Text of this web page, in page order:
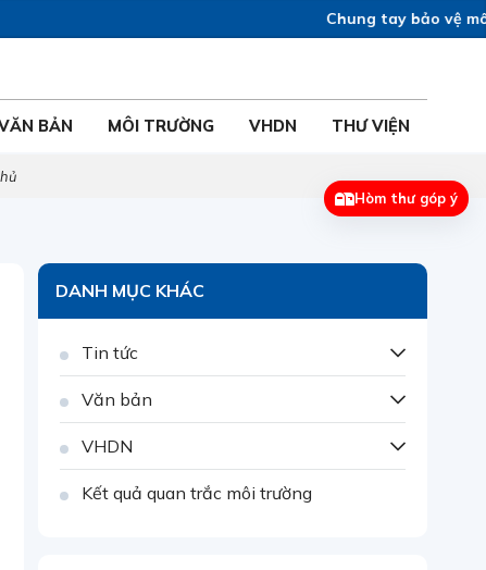
Chung tay bảo vệ môi
BẢN MÔI TRƯỜNG VHDN THƯ VIỆN
DANH MỤC KHÁC
Tin tức
Văn bản
VHDN
Kết quả quan trắc môi trường
Hòm thư góp ý